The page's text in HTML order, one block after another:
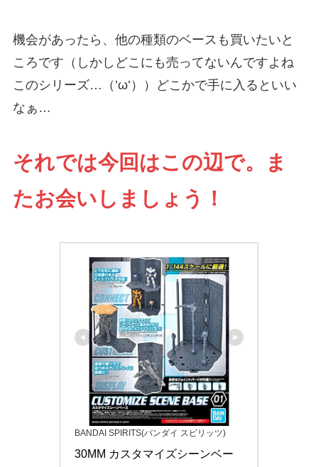
機会があったら、他の種類のベースも買いたいと
ころです（しかしどこにも売ってないんですよね
このシリーズ…（’ω’））どこかで手に入るといい
なぁ…
それでは今回はこの辺で。ま
たお会いしましょう！
BANDAI SPIRITS(バンダイ スピリッツ)
30MM カスタマイズシーンベー